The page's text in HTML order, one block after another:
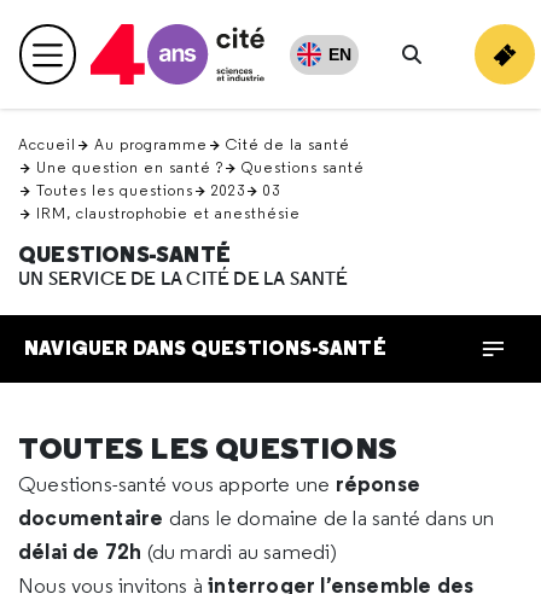
en
haut Menu principal EN
Rechercher
Accueil Au programme
Cité de la santé
Une question en santé ?
Questions santé
Toutes les questions
2023
03
IRM, claustrophobie et anesthésie
QUESTIONS-SANTÉ
UN SERVICE DE LA CITÉ DE LA SANTÉ
NAVIGUER DANS QUESTIONS-SANTÉ
TOUTES LES QUESTIONS
Questions-santé vous apporte une réponse
documentaire dans le domaine de la santé dans un
délai de 72h (du mardi au samedi)
Nous vous invitons àinterroger l’ensemble des